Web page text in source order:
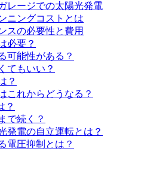
レージでの太陽光発電
ニングコストとは
スの必要性と費用
必要？
可能性がある？
てもいい？
？
これからどうなる？
？
で続く？
発電の自立運転とは？
電圧抑制とは？